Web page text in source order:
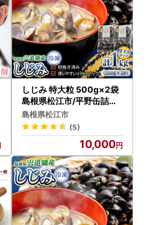
しじみ 特大粒 500g×2袋
島根県松江市/平野缶詰有
限会社 しじみ 冷凍 砂抜き
宍道湖 [ALBZ014]
島根県松江市
(5)
10,000